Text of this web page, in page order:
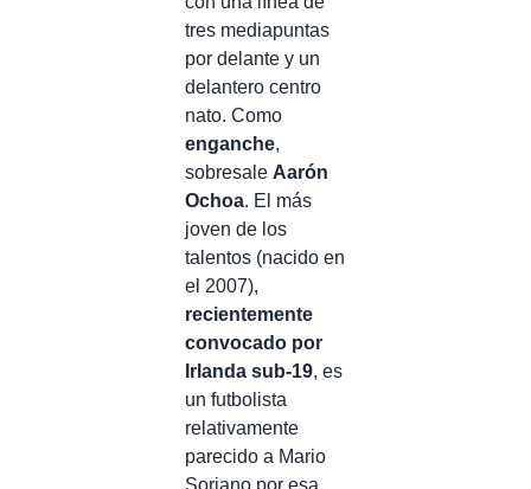
tres mediapuntas
por delante y un
delantero centro
nato. Como
enganche,
sobresale Aarón
Ochoa. El más
joven de los
talentos (nacido en
el 2007),
recientemente
convocado por
Irlanda sub-19, es
un futbolista
relativamente
parecido a Mario
Soriano por esa